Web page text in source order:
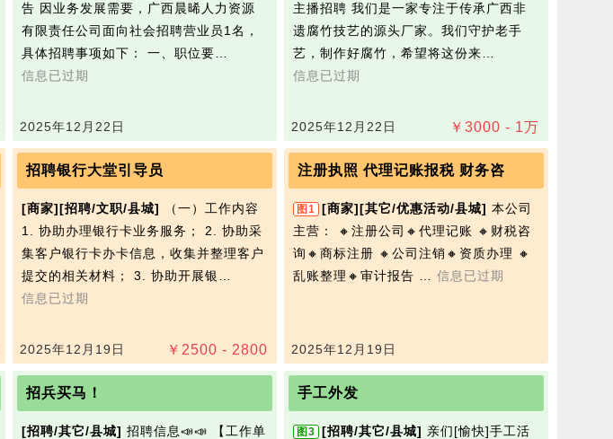
告 因业务发展需要，广西晨晞人力资源
有限责任公司面向社会招聘营业员1名，
具体招聘事项如下： 一、职位要…
信息已过期
2025年12月22日
主播招聘 我们是一家专注于传承广西非
遗腐竹技艺的源头厂家。我们守护老手
艺，制作好腐竹，希望将这份来…
信息已过期
￥ 3000 - 1万
2025年12月22日
招聘银行大堂引导员
[商家][招聘/文职/县城]
（一）工作内容
1. 协助办理银行卡业务服务； 2. 协助采
集客户银行卡办卡信息，收集并整理客户
提交的相关材料； 3. 协助开展银…
信息已过期
￥ 2500 - 2800
2025年12月19日
注册执照 代理记账报税 财务咨
图1 [商家][其它/优惠活动/县城] 本公司
主营： 🔸注册公司🔸代理记账 🔸财税咨
询🔸商标注册 🔸公司注销🔸资质办理 🔸
乱账整理🔸审计报告 … 信息已过期
2025年12月19日
招兵买马！
[招聘/其它/县城] 招聘信息📣📣 【工作单
手工外发
图3 [招聘/其它/县城] 亲们[愉快]手工活